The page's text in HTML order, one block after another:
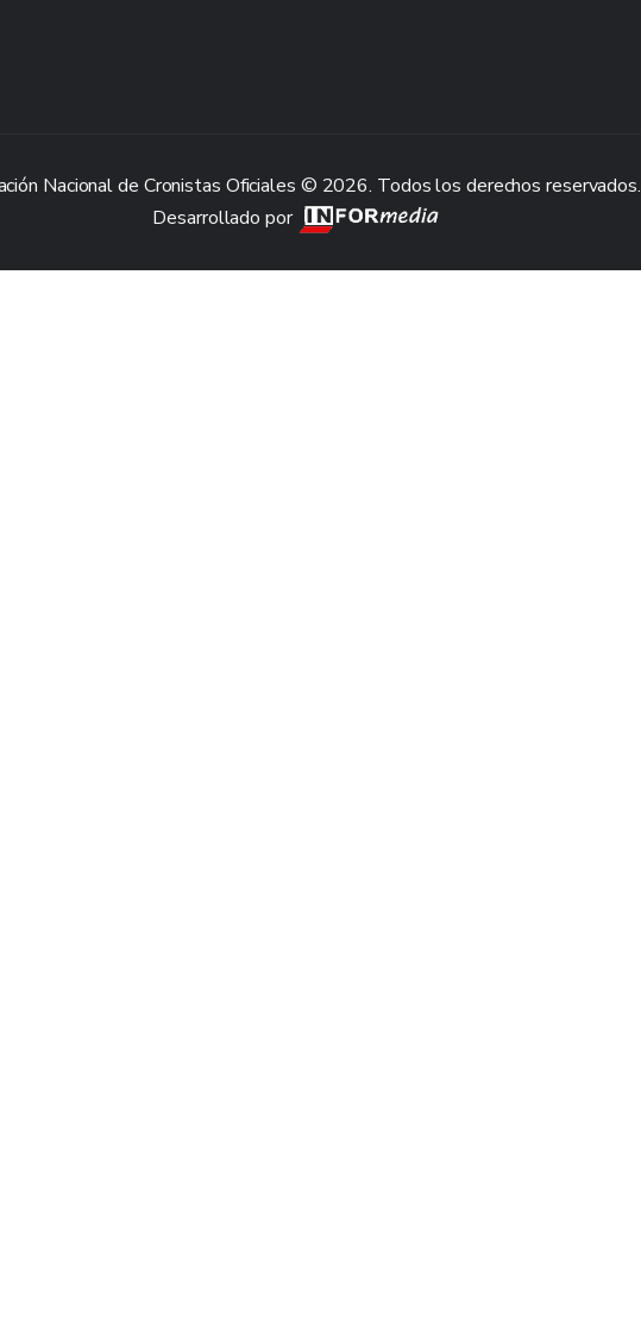
Nacional de Cronistas Oficiales © 2026. Todos los derechos reservados.
Desarrollado por